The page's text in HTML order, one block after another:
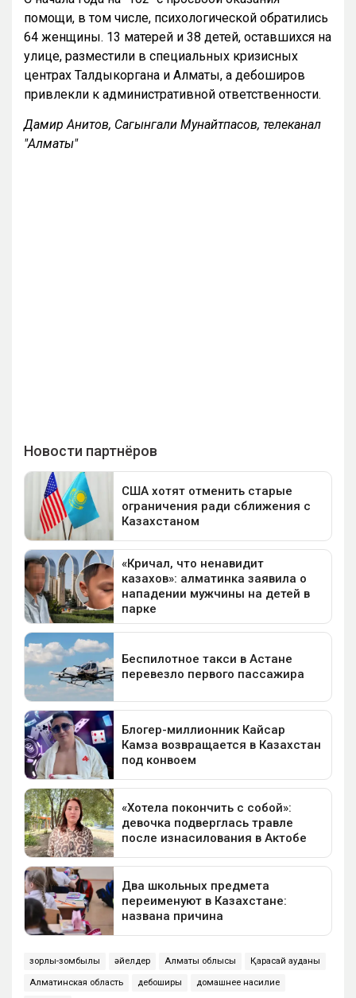
помощи, в том числе, психологической обратились
64 женщины. 13 матерей и 38 детей, оставшихся на
улице, разместили в специальных кризисных
центрах Талдыкоргана и Алматы, а дебоширов
привлекли к административной ответственности.
Дамир Анитов, Сагынгали Мунайтпасов, телеканал
"Алматы"
зорлық-зомбылық әйелдер Алматы облысы Қарасай ауданы
Алматинская область дебоширы домашнее насилие